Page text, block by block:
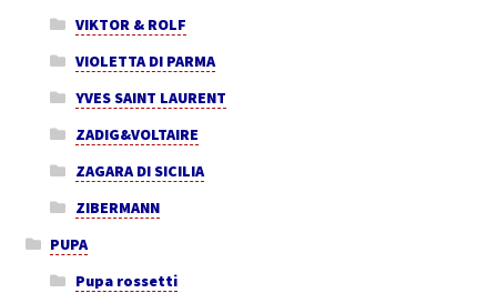
VIKTOR & ROLF
VIOLETTA DI PARMA
YVES SAINT LAURENT
ZADIG&VOLTAIRE
ZAGARA DI SICILIA
ZIBERMANN
PUPA
Pupa rossetti